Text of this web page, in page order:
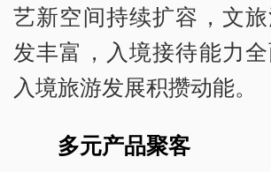
艺新空间持续扩容，文
发丰富，入境接待能力
入境旅游发展积攒动能。
多元产品聚客